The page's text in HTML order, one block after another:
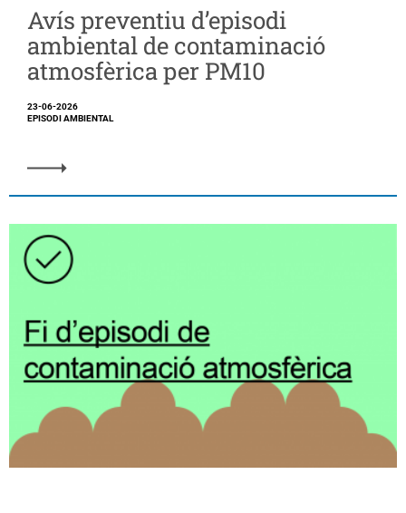
Avís preventiu d’episodi
ambiental de contaminació
atmosfèrica per PM10
23-06-2026
EPISODI AMBIENTAL